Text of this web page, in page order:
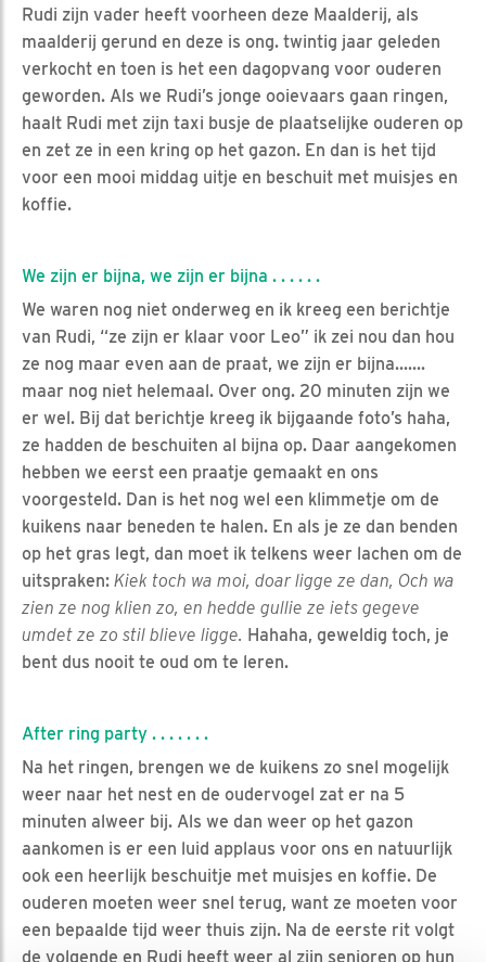
Rudi zijn vader heeft voorheen deze Maalderij, als
maalderij gerund en deze is ong. twintig jaar geleden
verkocht en toen is het een dagopvang voor ouderen
geworden. Als we Rudi’s jonge ooievaars gaan ringen,
haalt Rudi met zijn taxi busje de plaatselijke ouderen op
en zet ze in een kring op het gazon. En dan is het tijd
voor een mooi middag uitje en beschuit met muisjes en
koffie.
We zijn er bijna, we zijn er bijna . . . . . .
We waren nog niet onderweg en ik kreeg een berichtje
van Rudi, “ze zijn er klaar voor Leo” ik zei nou dan hou
ze nog maar even aan de praat, we zijn er bijna.......
maar nog niet helemaal. Over ong. 20 minuten zijn we
er wel. Bij dat berichtje kreeg ik bijgaande foto’s haha,
ze hadden de beschuiten al bijna op. Daar aangekomen
hebben we eerst een praatje gemaakt en ons
voorgesteld. Dan is het nog wel een klimmetje om de
kuikens naar beneden te halen. En als je ze dan benden
op het gras legt, dan moet ik telkens weer lachen om de
uitspraken: Kiek toch wa moi, doar ligge ze dan, Och wa
zien ze nog klien zo, en hedde gullie ze iets gegeve
umdet ze zo stil blieve ligge. Hahaha, geweldig toch, je
bent dus nooit te oud om te leren.
After ring party . . . . . . .
Na het ringen, brengen we de kuikens zo snel mogelijk
weer naar het nest en de oudervogel zat er na 5
minuten alweer bij. Als we dan weer op het gazon
aankomen is er een luid applaus voor ons en natuurlijk
ook een heerlijk beschuitje met muisjes en koffie. De
ouderen moeten weer snel terug, want ze moeten voor
een bepaalde tijd weer thuis zijn. Na de eerste rit volgt
de volgende en Rudi heeft weer al zijn senioren op hun